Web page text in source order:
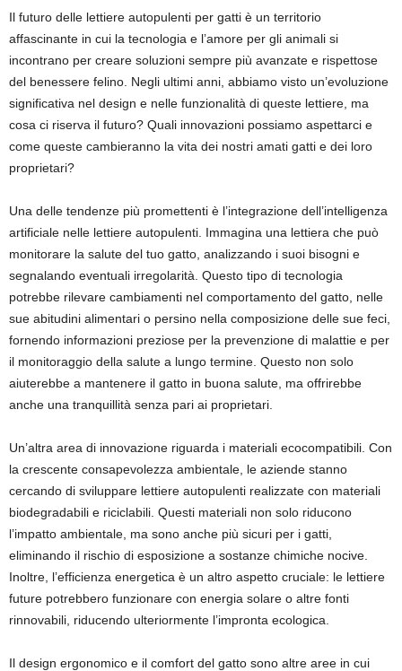
Il futuro delle lettiere autopulenti per gatti è un territorio
affascinante in cui la tecnologia e l’amore per gli animali si
incontrano per creare soluzioni sempre più avanzate e rispettose
del benessere felino. Negli ultimi anni, abbiamo visto un’evoluzione
significativa nel design e nelle funzionalità di queste lettiere, ma
cosa ci riserva il futuro? Quali innovazioni possiamo aspettarci e
come queste cambieranno la vita dei nostri amati gatti e dei loro
proprietari?
Una delle tendenze più promettenti è l’integrazione dell’intelligenza
artificiale nelle lettiere autopulenti. Immagina una lettiera che può
monitorare la salute del tuo gatto, analizzando i suoi bisogni e
segnalando eventuali irregolarità. Questo tipo di tecnologia
potrebbe rilevare cambiamenti nel comportamento del gatto, nelle
sue abitudini alimentari o persino nella composizione delle sue feci,
fornendo informazioni preziose per la prevenzione di malattie e per
il monitoraggio della salute a lungo termine. Questo non solo
aiuterebbe a mantenere il gatto in buona salute, ma offrirebbe
anche una tranquillità senza pari ai proprietari.
Un’altra area di innovazione riguarda i materiali ecocompatibili. Con
la crescente consapevolezza ambientale, le aziende stanno
cercando di sviluppare lettiere autopulenti realizzate con materiali
biodegradabili e riciclabili. Questi materiali non solo riducono
l’impatto ambientale, ma sono anche più sicuri per i gatti,
eliminando il rischio di esposizione a sostanze chimiche nocive.
Inoltre, l’efficienza energetica è un altro aspetto cruciale: le lettiere
future potrebbero funzionare con energia solare o altre fonti
rinnovabili, riducendo ulteriormente l’impronta ecologica.
Il design ergonomico e il comfort del gatto sono altre aree in cui